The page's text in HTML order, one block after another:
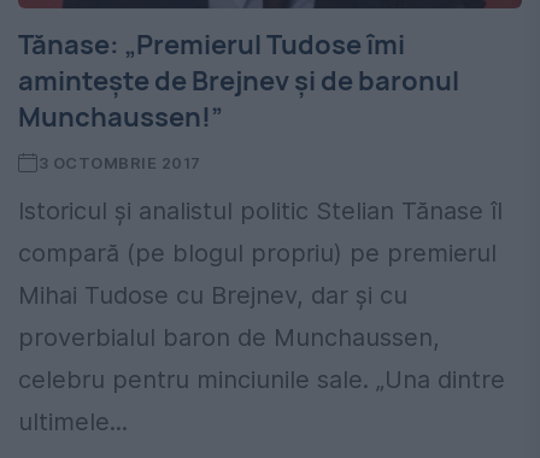
Tănase: „Premierul Tudose îmi
aminteşte de Brejnev şi de baronul
Munchaussen!”
3 OCTOMBRIE 2017
Istoricul şi analistul politic Stelian Tănase îl
compară (pe blogul propriu) pe premierul
Mihai Tudose cu Brejnev, dar şi cu
proverbialul baron de Munchaussen,
celebru pentru minciunile sale. „Una dintre
ultimele...